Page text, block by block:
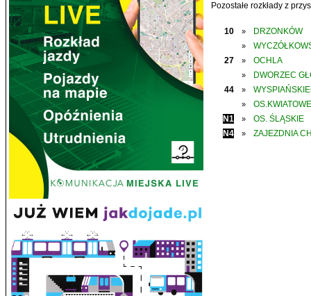
Pozostałe rozkłady z
10 » DRZONKÓW
»
27
» OCHLA
»
DWORZEC
44
»
»
OS.KWIATOWE
N1
»
OS. ŚLĄSKIE
N4
» ZAJEZDNIA